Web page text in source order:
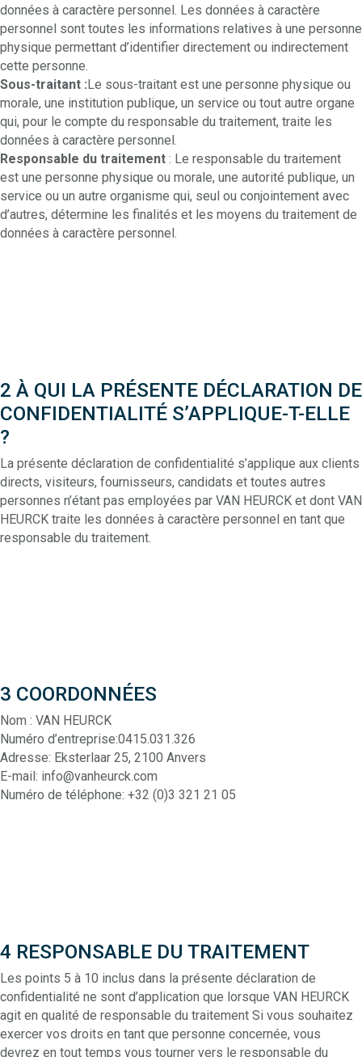
données à caractère personnel. Les données à caractère
personnel sont toutes les informations relatives à une personne
physique permettant d’identifier directement ou indirectement
cette personne.
Sous-traitant :Le sous-traitant est une personne physique ou
morale, une institution publique, un service ou tout autre organe
qui, pour le compte du responsable du traitement, traite les
données à caractère personnel.
Responsable du traitement : Le responsable du traitement
est une personne physique ou morale, une autorité publique, un
service ou un autre organisme qui, seul ou conjointement avec
d’autres, détermine les finalités et les moyens du traitement de
données à caractère personnel.
2 À QUI LA PRÉSENTE DÉCLARATION DE
CONFIDENTIALITÉ S’APPLIQUE-T-ELLE
?
La présente déclaration de confidentialité s’applique aux clients
directs, visiteurs, fournisseurs, candidats et toutes autres
personnes n’étant pas employées par VAN HEURCK et dont VAN
HEURCK traite les données à caractère personnel en tant que
responsable du traitement.
3 COORDONNÉES
Nom : VAN HEURCK
Numéro d’entreprise:0415.031.326
Adresse: Eksterlaar 25, 2100 Anvers
E-mail: info@vanheurck.com
Numéro de téléphone: +32 (0)3 321 21 05
4 RESPONSABLE DU TRAITEMENT
Les points 5 à 10 inclus dans la présente déclaration de
confidentialité ne sont d’application que lorsque VAN HEURCK
agit en qualité de responsable du traitement Si vous souhaitez
exercer vos droits en tant que personne concernée, vous
devrez en tout temps vous tourner vers le responsable du